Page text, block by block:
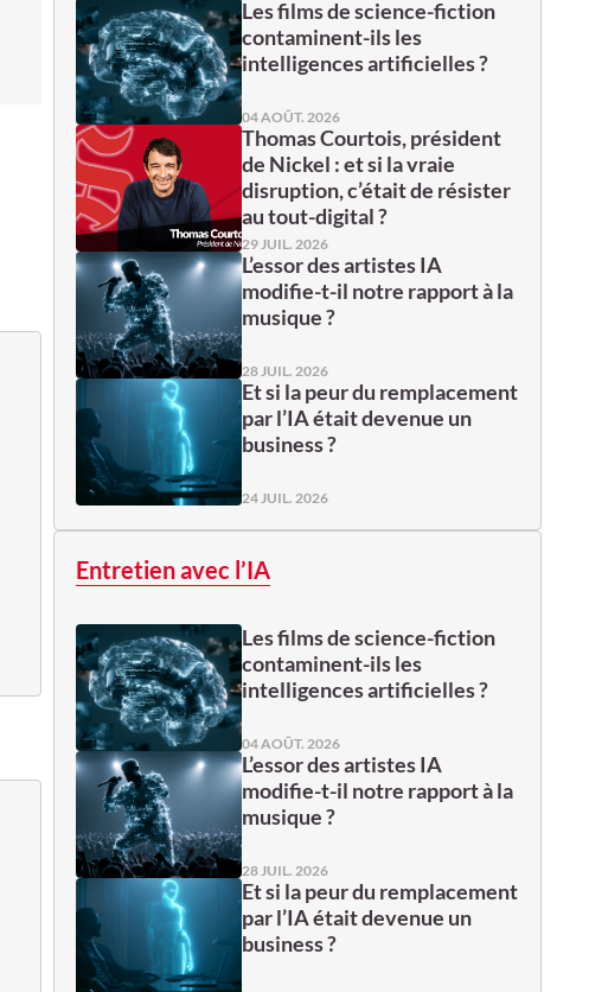
Les films de science-fiction
contaminent-ils les
intelligences artificielles ?
04 AOÛT. 2026
Thomas Courtois, président
de Nickel : et si la vraie
disruption, c’était de résister
au tout-digital ?
29 JUIL. 2026
L’essor des artistes IA
modifie-t-il notre rapport à la
musique ?
28 JUIL. 2026
Et si la peur du remplacement
par l’IA était devenue un
business ?
24 JUIL. 2026
Entretien avec l’IA
Les films de science-fiction
contaminent-ils les
intelligences artificielles ?
04 AOÛT. 2026
L’essor des artistes IA
modifie-t-il notre rapport à la
musique ?
28 JUIL. 2026
Et si la peur du remplacement
par l’IA était devenue un
business ?